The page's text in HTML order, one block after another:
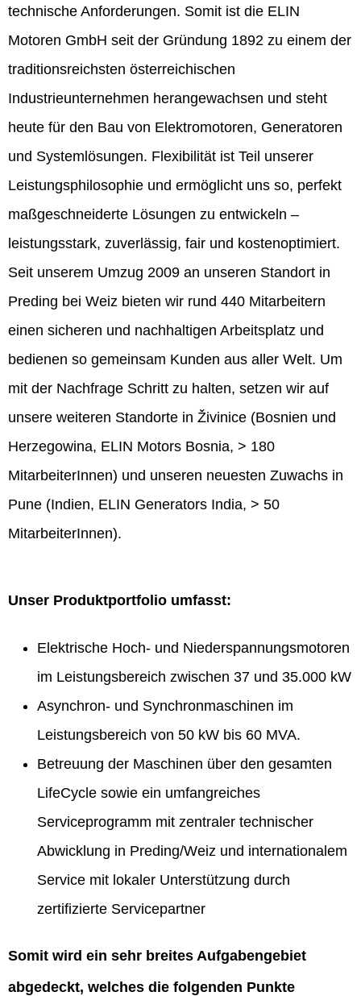
technische Anforderungen. Somit ist die ELIN
Motoren GmbH seit der Gründung 1892 zu einem der
traditionsreichsten österreichischen
Industrieunternehmen herangewachsen und steht
heute für den Bau von Elektromotoren, Generatoren
und Systemlösungen. Flexibilität ist Teil unserer
Leistungsphilosophie und ermöglicht uns so, perfekt
maßgeschneiderte Lösungen zu entwickeln –
leistungsstark, zuverlässig, fair und kostenoptimiert.
Seit unserem Umzug 2009 an unseren Standort in
Preding bei Weiz bieten wir rund 440 Mitarbeitern
einen sicheren und nachhaltigen Arbeitsplatz und
bedienen so gemeinsam Kunden aus aller Welt. Um
mit der Nachfrage Schritt zu halten, setzen wir auf
unsere weiteren Standorte in Živinice (Bosnien und
Herzegowina, ELIN Motors Bosnia, > 180
MitarbeiterInnen) und unseren neuesten Zuwachs in
Pune (Indien, ELIN Generators India, > 50
MitarbeiterInnen).
Unser Produktportfolio umfasst:
Elektrische Hoch- und Niederspannungsmotoren
im Leistungsbereich zwischen 37 und 35.000 kW
Asynchron- und Synchronmaschinen im
Leistungsbereich von 50 kW bis 60 MVA.
Betreuung der Maschinen über den gesamten
LifeCycle sowie ein umfangreiches
Serviceprogramm mit zentraler technischer
Abwicklung in Preding/Weiz und internationalem
Service mit lokaler Unterstützung durch
zertifizierte Servicepartner
Somit wird ein sehr breites Aufgabengebiet
abgedeckt, welches die folgenden Punkte